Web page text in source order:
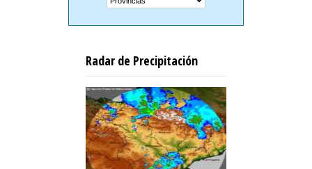
Radar de Precipitación